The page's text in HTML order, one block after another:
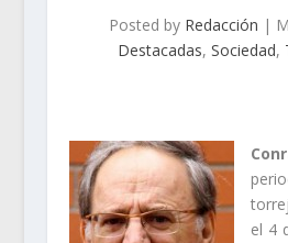
Posted by Redacción |
Destacadas,Sociedad,
el 4